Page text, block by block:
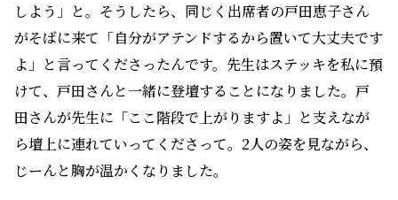
しよう」と。そうしたら、同じく出席者の戸田恵子さん
がそばに来て「自分がアテンドするから置いて大丈夫です
よ」と言ってくださったんです。先生はステッキを私に預
けて、戸田さんと一緒に登壇することになりました。戸
田さんが先生に「ここ階段で上がりますよ」と支えなが
ら壇上に連れていってくださって。2人の姿を見ながら、
じーんと胸が温かくなりました。